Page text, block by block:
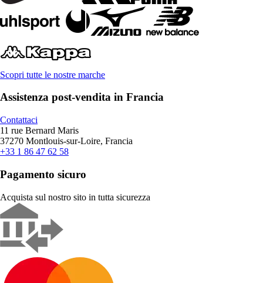
Scopri tutte le nostre marche
Assistenza post-vendita in Francia
Contattaci
11 rue Bernard Maris
37270 Montlouis-sur-Loire, Francia
+33 1 86 47 62 58
Pagamento sicuro
Acquista sul nostro sito in tutta sicurezza